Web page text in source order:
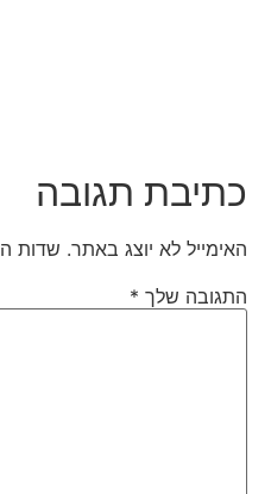
כתיבת תגובה
האימייל לא יוצג באתר. שדות
התגובה שלך*